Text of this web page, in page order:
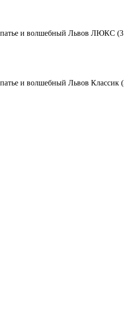
и волшебный Львов ЛЮКС
и волшебный Львов Классик